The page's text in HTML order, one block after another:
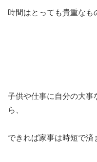
時間はとっても貴重なも
子供や仕事に自分の大事
ら、
できれば家事は時短で済